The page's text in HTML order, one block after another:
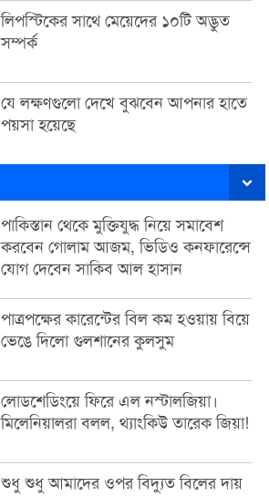
লিপস্টিকের সাথে মেয়েদের ১০টি অদ্ভুত
সম্পর্ক
যে লক্ষণগুলো দেখে বুঝবেন আপনার হাতে
পয়সা হয়েছে
পাকিস্তান থেকে মুক্তিযুদ্ধ নিয়ে সমাবেশ
করবেন গোলাম আজম, ভিডিও কনফারেন্সে
যোগ দেবেন সাকিব আল হাসান
পাত্রপক্ষের কারেন্টের বিল কম হওয়ায় বিয়ে
ভেঙে দিলো গুলশানের কুলসুম
লোডশেডিংয়ে ফিরে এল নস্টালজিয়া।
মিলেনিয়ালরা বলল, থ্যাংকিউ তারেক জিয়া!
শুধু শুধু আমাদের ওপর বিদ্যুত বিলের দায়